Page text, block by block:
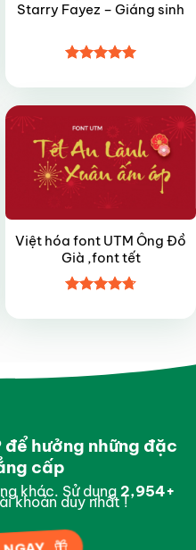
Starry Fayez – Giáng sinh
hạng55
Việt hóa font UTM Ông Đồ
Già ,font tết
hạng4.75
hưởng những đặc
cấp
khác. Sử dụng 2,995+
khoản duy nhất !